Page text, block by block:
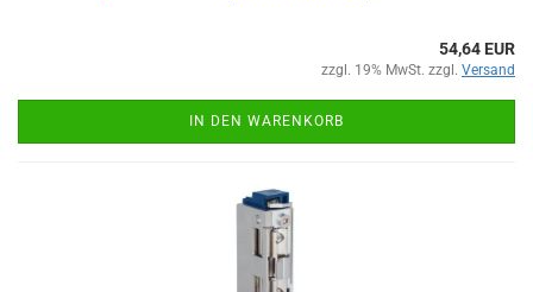
54,64 EUR
zzgl. 19% MwSt. zzgl. Versand
IN DEN WARENKORB